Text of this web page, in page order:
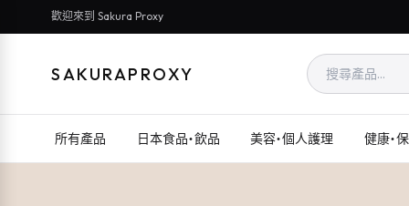
歡迎來到 Sakura Proxy
SAKURAPROXY
所有產品 日本食品・飲品 美容・個人護理 健康・